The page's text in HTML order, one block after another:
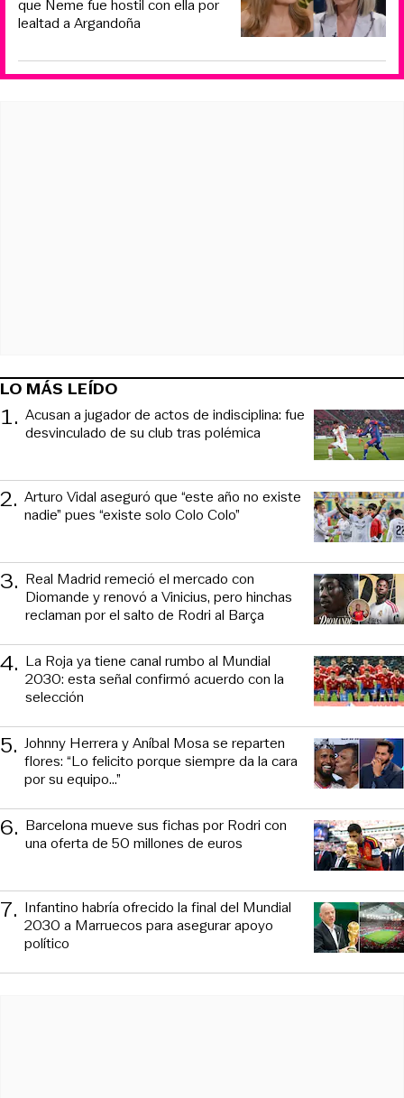
que Neme fue hostil con ella por
lealtad a Argandoña
LO MÁS LEÍDO
1. Acusan a jugador de actos de indisciplina: fue
desvinculado de su club tras polémica
2. Arturo Vidal aseguró que “este año no existe
nadie” pues “existe solo Colo Colo”
3. Real Madrid remeció el mercado con
Diomande y renovó a Vinicius, pero hinchas
reclaman por el salto de Rodri al Barça
4. La Roja ya tiene canal rumbo al Mundial
2030: esta señal confirmó acuerdo con la
selección
5. Johnny Herrera y Aníbal Mosa se reparten
flores: “Lo felicito porque siempre da la cara
por su equipo…”
6. Barcelona mueve sus fichas por Rodri con
una oferta de 50 millones de euros
7. Infantino habría ofrecido la final del Mundial
2030 a Marruecos para asegurar apoyo
político